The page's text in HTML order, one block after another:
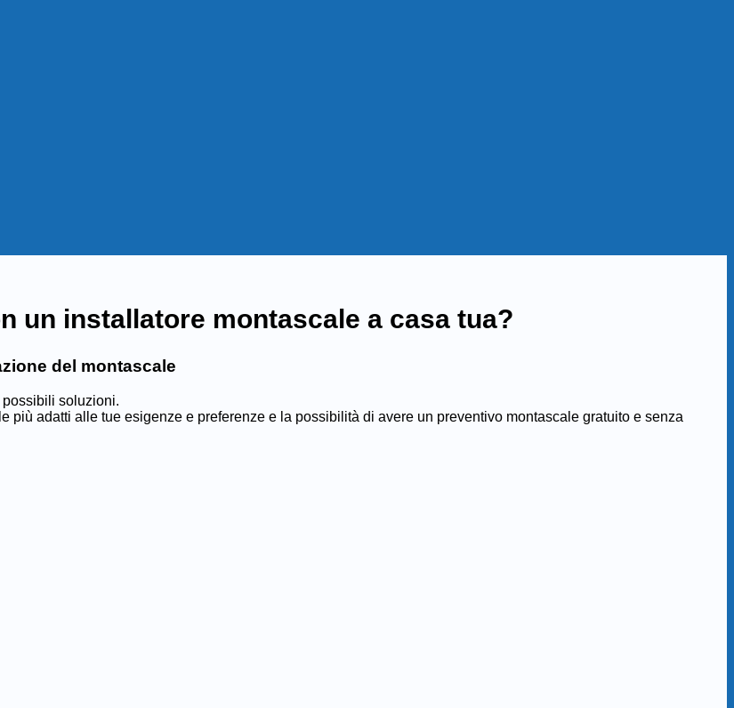
un installatore montascale a casa tua?
del montascale
soluzioni.
più adatti alle tue esigenze e preferenze e la possibilità di avere un preventivo montascale gratuito e senza